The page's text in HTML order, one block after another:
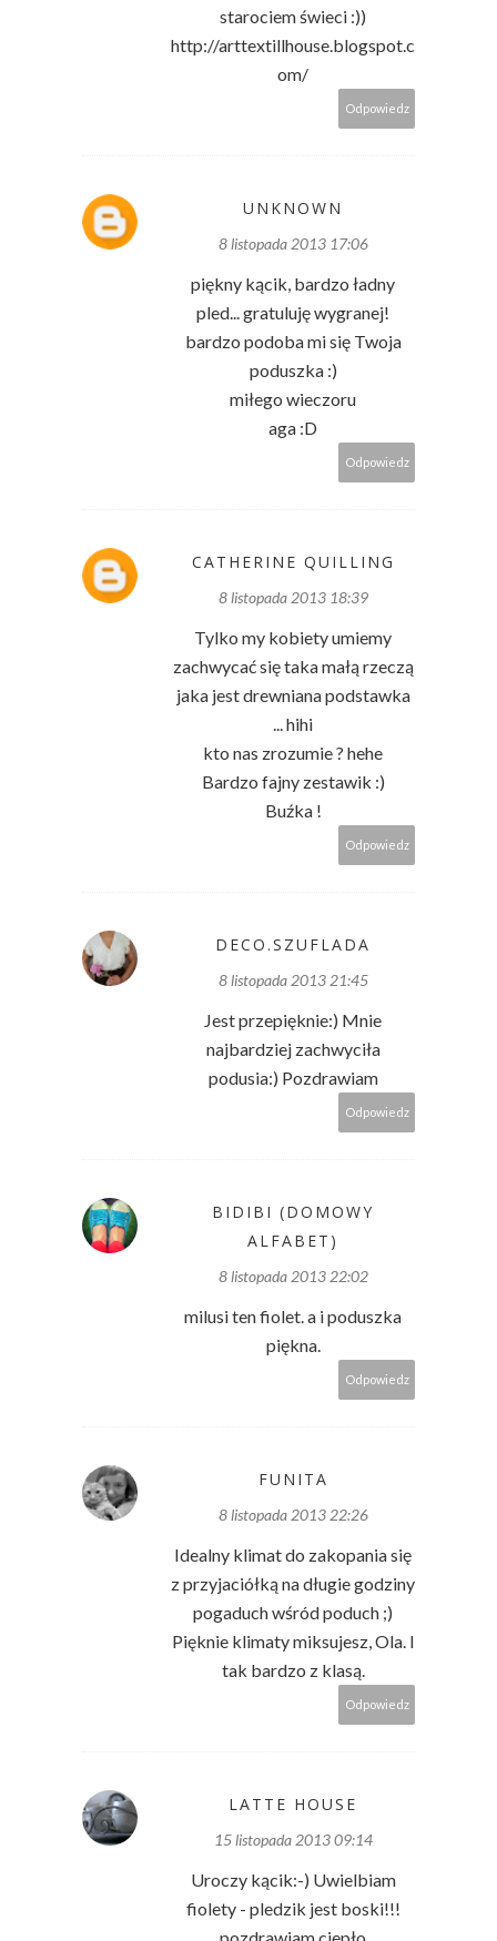
starociem świeci :))
http://arttextillhouse.blogspot.c
om/
Odpowiedz
UNKNOWN
8 listopada 2013 17:06
piękny kącik, bardzo ładny
pled... gratuluję wygranej!
bardzo podoba mi się Twoja
poduszka :)
miłego wieczoru
aga :D
Odpowiedz
CATHERINE QUILLING
8 listopada 2013 18:39
Tylko my kobiety umiemy
zachwycać się taka małą rzeczą
jaka jest drewniana podstawka
... hihi
kto nas zrozumie ? hehe
Bardzo fajny zestawik :)
Buźka !
Odpowiedz
DECO.SZUFLADA
8 listopada 2013 21:45
Jest przepięknie:) Mnie
najbardziej zachwyciła
podusia:) Pozdrawiam
Odpowiedz
BIDIBI (DOMOWY
ALFABET)
8 listopada 2013 22:02
milusi ten fiolet. a i poduszka
piękna.
Odpowiedz
FUNITA
8 listopada 2013 22:26
Idealny klimat do zakopania się
z przyjaciółką na długie godziny
pogaduch wśród poduch ;)
Pięknie klimaty miksujesz, Ola. I
tak bardzo z klasą.
Odpowiedz
LATTE HOUSE
15 listopada 2013 09:14
Uroczy kącik:-) Uwielbiam
fiolety - pledzik jest boski!!!
pozdrawiam ciepło